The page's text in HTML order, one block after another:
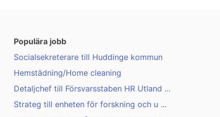
Populära jobb
Socialsekreterare till Huddinge kommun
Hemstädning/Home cleaning
Detaljchef till Försvarsstaben HR Utland ...
Strateg till enheten för forskning och u ...